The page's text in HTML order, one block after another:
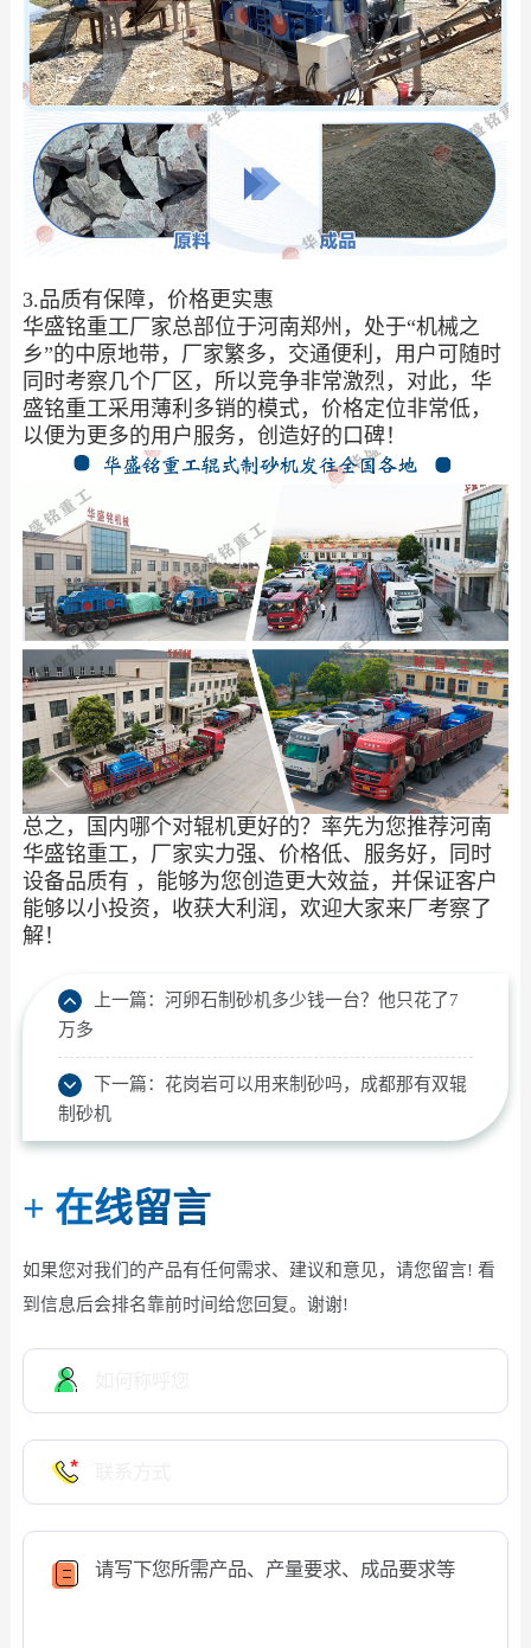
3.品质有保障，价格更实惠
华盛铭重工厂家总部位于河南郑州，处于“机械之
乡”的中原地带，厂家繁多，交通便利，用户可随时
同时考察几个厂区，所以竞争非常激烈，对此，华
盛铭重工采用薄利多销的模式，价格定位非常低，
以便为更多的用户服务，创造好的口碑！
总之，国内哪个对辊机更好的？率先为您推荐河南
华盛铭重工，厂家实力强、价格低、服务好，同时
设备品质有 ，能够为您创造更大效益，并保证客户
能够以小投资，收获大利润，欢迎大家来厂考察了
解！
上一篇： 河卵石制砂机多少钱一台？他只花了7
万多
下一篇： 花岗岩可以用来制砂吗，成都那有双辊
制砂机
+ 在线留言
如果您对我们的产品有任何需求、建议和意见，请您留言! 看
到信息后会排名靠前时间给您回复。谢谢!